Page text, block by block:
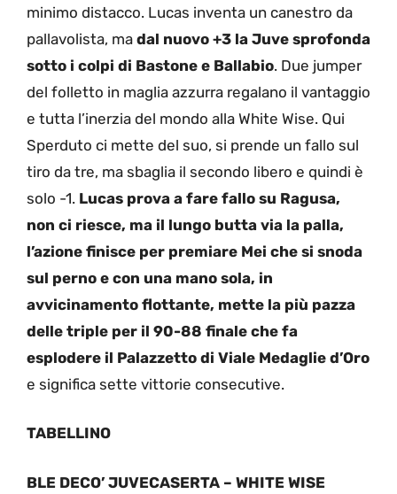
minimo distacco. Lucas inventa un canestro da
pallavolista, ma dal nuovo +3 la Juve sprofonda
sotto i colpi di Bastone e Ballabio. Due jumper
del folletto in maglia azzurra regalano il vantaggio
e tutta l’inerzia del mondo alla White Wise. Qui
Sperduto ci mette del suo, si prende un fallo sul
tiro da tre, ma sbaglia il secondo libero e quindi è
solo -1. Lucas prova a fare fallo su Ragusa,
non ci riesce, ma il lungo butta via la palla,
l’azione finisce per premiare Mei che si snoda
sul perno e con una mano sola, in
avvicinamento flottante, mette la più pazza
delle triple per il 90-88 finale che fa
esplodere il Palazzetto di Viale Medaglie d’Oro
e significa sette vittorie consecutive.
TABELLINO
BLE DECO’ JUVECASERTA – WHITE WISE